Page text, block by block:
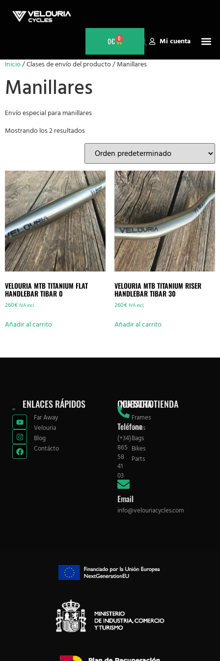
Mi cuenta
0€ 0
Inicio/ Clases de envío del producto / Manillares
Manillares
Envío especial para manillares
Mostrando los 2 resultados
VELOURIA MTB TITANIUM FLAT
HANDLEBAR TIBAR 0
260€ IVA incl.
Añadir al carrito
VELOURIA MTB TITANIUM RISER
HANDLEBAR TIBAR 30
260€ IVA incl.
Añadir al carrito
ENLACES RÁPIDOS
Far Away
Velouria
Blog
Contácto
CONTACTO
Teléfono
(+34)
865
58
41
03
Email
info@velouriacycles.com
NUESTRA TIENDA
Frames
Forks
Bags
Bikes
Parts